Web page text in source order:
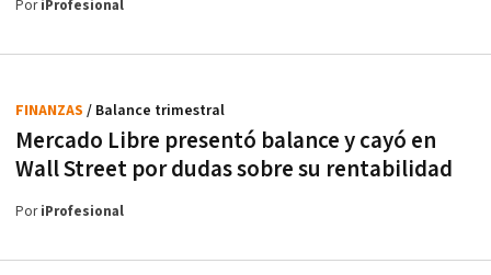
PoriProfesional
Mercado Libre presentó balance y cayó en
Wall Street por dudas sobre su rentabilidad
FINANZAS / Balance trimestral
PoriProfesional